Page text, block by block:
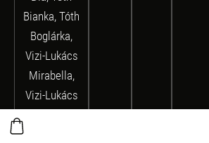
Bianka, Tóth
Boglárka,
Vizi-Lukács
Mirabella,
Vizi-Lukács